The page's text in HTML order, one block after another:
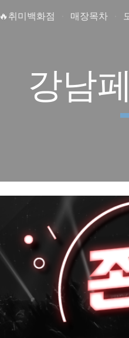
Skip to main content
🔥취미백화점 매장목차
강남